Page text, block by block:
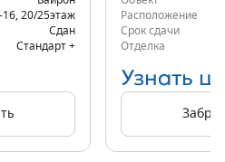
16 20/25этаж
Сдан
Стандарт +
Расположение
Срок сдачи
Отделка
Узнать